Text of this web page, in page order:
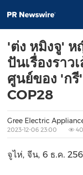
'ต่ง หมิงจู' ห
ปันเรื่องราว
ศูนย์ของ 'ก
COP28
Gree Electric
2023-12-06 23:00
จูไห่, จีน, 6 ธ.ค.